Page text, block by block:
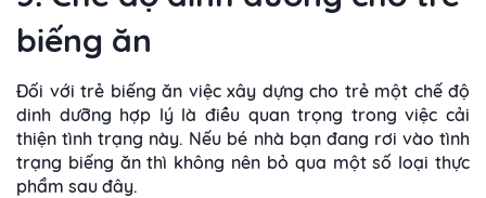
biếng ăn
Đối với trẻ biếng ăn việc xây dựng cho trẻ một chế độ
dinh dưỡng hợp lý là điều quan trọng trong việc cải
thiện tình trạng này. Nếu bé nhà bạn đang rơi vào tình
trạng biếng ăn thì không nên bỏ qua một số loại thực
phẩm sau đây.